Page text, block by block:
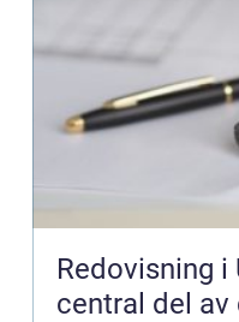
Redovisning i
central del av